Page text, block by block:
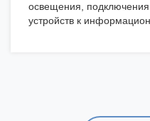
освещения,
устройств к